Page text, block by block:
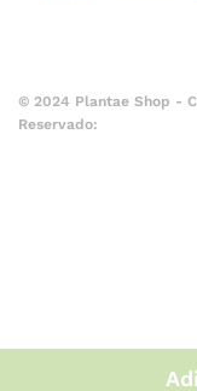
© 2024 Plantae Shop -
Reservado: